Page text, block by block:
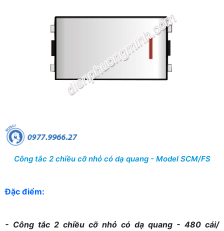
Công tắc 2 chiều cỡ nhỏ có dạ quang - Model SCM/FS
Đặc điểm:
- Công tắc 2 chiều cỡ nhỏ có dạ quang - 480 cái/